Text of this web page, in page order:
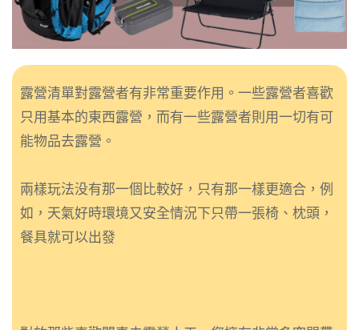
露營清單對露營者有非常重要作用。一些露營者喜歡
只用基本的東西露營，而有一些露營者則用一切有可
能物品去露營。
兩樣玩法没有那一個比較好，只有那一樣更適合，例
如，天氣好時環境又安全情況下只帶一張椅、枕頭，
餐具就可以出發